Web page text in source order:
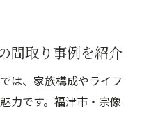
間取り事例を紹介
は、家族構成やライフ
力です。福津市・宗像